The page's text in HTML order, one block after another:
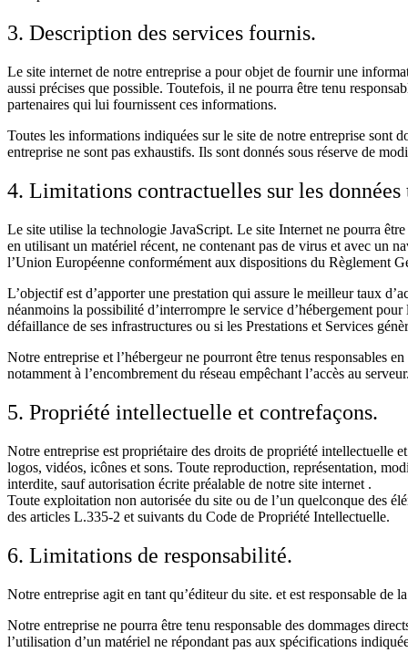
3. Description des services fournis.
Le site internet de notre entreprise a pour objet de fournir une
aussi précises que possible. Toutefois, il ne pourra être tenu
partenaires qui lui fournissent ces informations.
Toutes les informations indiquées sur le site de notre entreprise sont
entreprise ne sont pas exhaustifs. Ils sont donnés sous réserve de
4. Limitations contractuelles sur les données
Le site utilise la technologie JavaScript. Le site Internet ne pourra
en utilisant un matériel récent, ne contenant pas de virus et avec un
l’Union Européenne conformément aux dispositions du Règlement
L’objectif est d’apporter une prestation qui assure le meilleur taux
néanmoins la possibilité d’interrompre le service d’hébergement
défaillance de ses infrastructures ou si les Prestations et Services
Notre entreprise et l’hébergeur ne pourront être tenus responsables
notamment à l’encombrement du réseau empêchant l’accès au
5. Propriété intellectuelle et contrefaçons.
Notre entreprise est propriétaire des droits de propriété intellectuelle
logos, vidéos, icônes et sons. Toute reproduction, représentation,
interdite, sauf autorisation écrite préalable de notre site internet .
Toute exploitation non autorisée du site ou de l’un quelconque des
des articles L.335-2 et suivants du Code de Propriété Intellectuelle.
6. Limitations de responsabilité.
Notre entreprise agit en tant qu’éditeur du site. et est responsable de
Notre entreprise ne pourra être tenu responsable des dommages
l’utilisation d’un matériel ne répondant pas aux spécifications